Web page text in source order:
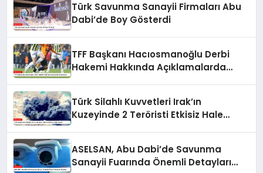
Türk Savunma Sanayii Firmaları Abu
Dabi’de Boy Gösterdi
TFF Başkanı Hacıosmanoğlu Derbi
Hakemi Hakkında Açıklamalarda
Türk Silahlı Kuvvetleri Irak’ın
Kuzeyinde 2 Teröristi Etkisiz Hale
ASELSAN, Abu Dabi’de Savunma
Sanayii Fuarında Önemli Detayları